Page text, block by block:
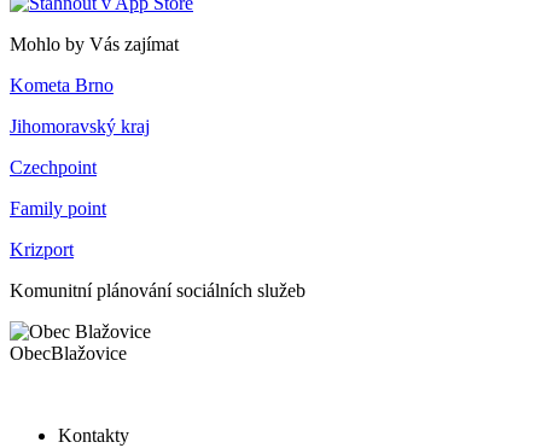
Mohlo by Vás zajímat
Kometa Brno
Jihomoravský kraj
Czechpoint
Family point
Krizport
Komunitní plánování sociálních služeb
ObecBlažovice
Kontakty